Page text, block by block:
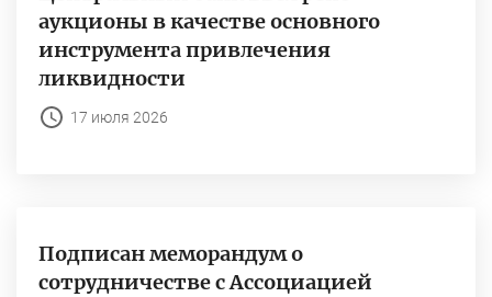
аукционы в качестве основного
инструмента привлечения
ликвидности
17 июля 2026
Подписан меморандум о
сотрудничестве с Ассоциацией